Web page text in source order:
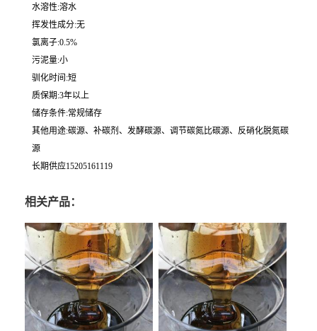
水溶性:溶水
挥发性成分:无
氯离子:0.5%
污泥量:小
驯化时间:短
质保期:3年以上
储存条件:常规储存
其他用途:碳源、补碳剂、发酵碳源、调节碳氮比碳源、反硝化脱氮碳
源
长期供应15205161119
相关产品：